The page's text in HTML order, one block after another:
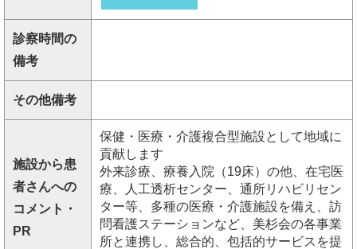
診察時間の
備考
その他備考
施設から患
者さんへの
コメント・
PR
保健・医療・介護複合型施設として地域に
貢献します
外来診療、療養入院（19床）の他、在宅医
療、人工透析センター、通所リハビリセン
ター等、多種の医療・介護施設を備え、訪
問看護ステーションなど、美杉会の各事業
所と連携し、総合的、包括的サービスを提